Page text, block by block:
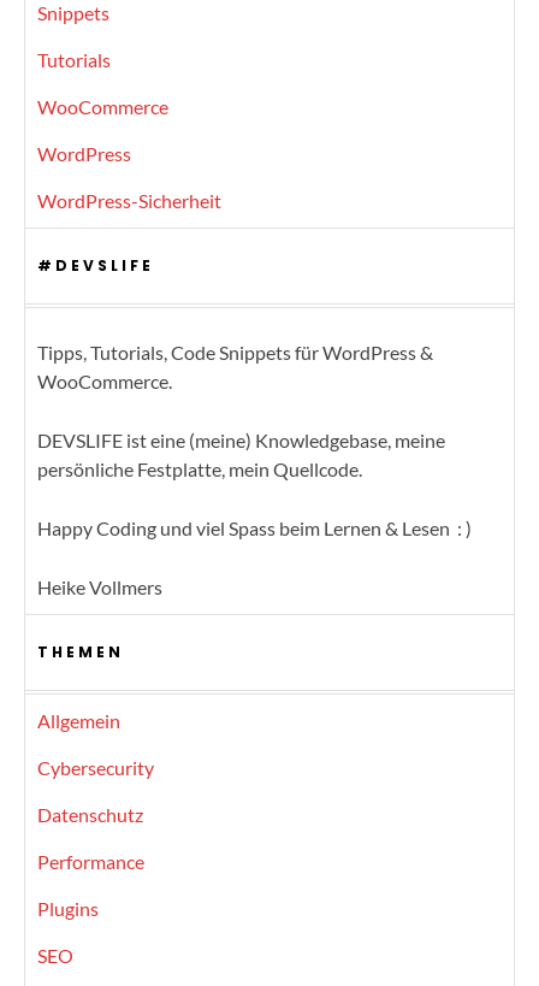
Snippets
Tutorials
WooCommerce
WordPress
WordPress-Sicherheit
#DEVSLIFE
Tipps, Tutorials, Code Snippets für WordPress &
WooCommerce.
DEVSLIFE ist eine (meine) Knowledgebase, meine
persönliche Festplatte, mein Quellcode.
Happy Coding und viel Spass beim Lernen & Lesen : )
Heike Vollmers
THEMEN
Allgemein
Cybersecurity
Datenschutz
Performance
Plugins
SEO